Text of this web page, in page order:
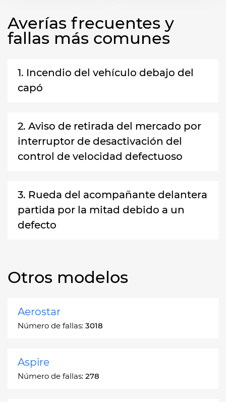
Averías frecuentes y
fallas más comunes
1. Incendio del vehículo debajo del
capó
2. Aviso de retirada del mercado por
interruptor de desactivación del
control de velocidad defectuoso
3. Rueda del acompañante delantera
partida por la mitad debido a un
defecto
Otros modelos
Aerostar
Número de fallas: 3018
Aspire
Número de fallas: 278